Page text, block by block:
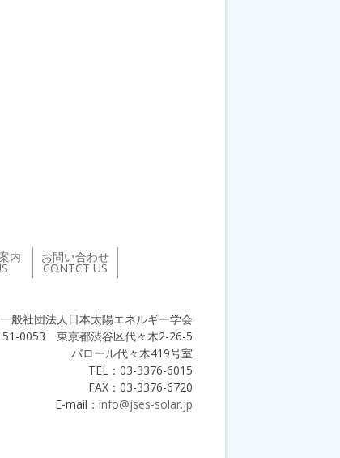
内 お問い合わせ
CONTCT US
一般社団法人日本太陽エネルギー学会
0053 東京都渋谷区代々木2-26-5
バロール代々木419号室
TEL：03-3376-6015
FAX：03-3376-6720
E-mail： info@jses-solar.jp